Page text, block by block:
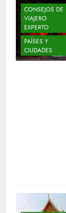
CONSEJOS DE
VIAJERO
EXPERTO
PAÍSES Y
CIUDADES